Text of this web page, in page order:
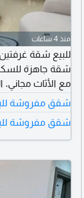
منذ 4 ساعات
شقة جاهزة للسكن
درهم تفاصيل الدفع الدفعة
شقق مفروشة
شقق مفروشة